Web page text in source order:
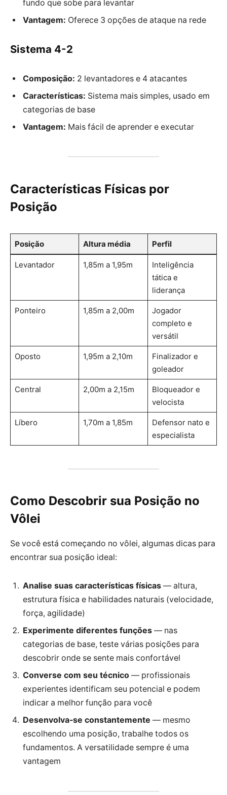
fundo que sobe para levantar
Vantagem: Oferece 3 opções de ataque na rede
Sistema 4-2
Composição: 2 levantadores e 4 atacantes
Características: Sistema mais simples, usado em
categorias de base
Vantagem: Mais fácil de aprender e executar
Características Físicas por
Posição
Posição Altura média Perfil
Levantador 1,85m a 1,95m
Inteligência
tática e
liderança
Ponteiro 1,85m a 2,00m
Jogador
completo e
versátil
Oposto 1,95m a 2,10m
Finalizador e
goleador
Central 2,00m a 2,15m
Bloqueador e
velocista
Líbero 1,70m a 1,85m
Defensor nato e
especialista
Como Descobrir sua Posição no
Vôlei
Se você está começando no vôlei, algumas dicas para
encontrar sua posição ideal:
Analise suas características físicas — altura,
estrutura física e habilidades naturais (velocidade,
força, agilidade)
Experimente diferentes funções — nas
categorias de base, teste várias posições para
descobrir onde se sente mais confortável
Converse com seu técnico — profissionais
experientes identificam seu potencial e podem
indicar a melhor função para você
Desenvolva-se constantemente — mesmo
escolhendo uma posição, trabalhe todos os
fundamentos. A versatilidade sempre é uma
vantagem